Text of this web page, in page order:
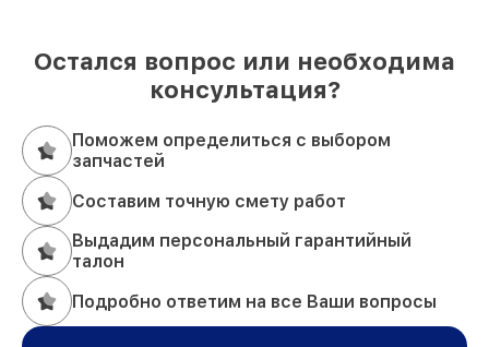
Остался вопрос или необходима
консультация?
Поможем определиться с выбором
запчастей
Составим точную смету работ
Выдадим персональный гарантийный
талон
Подробно ответим на все Ваши вопросы